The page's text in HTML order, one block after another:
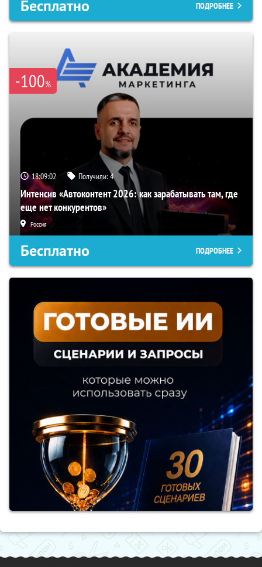
Бесплатно ПОДРОБНЕЕ
-100%
18:09:01 Получили:4
Интенсив «Автоконтент 2026: как зарабатывать там, где
еще нет конкурентов»
Россия
Бесплатно ПОДРОБНЕЕ